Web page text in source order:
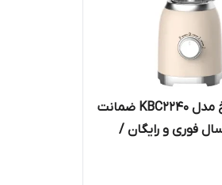
مخلوط کن کوخ مدل KBC2240 ضمانت
فوری و رایگان /